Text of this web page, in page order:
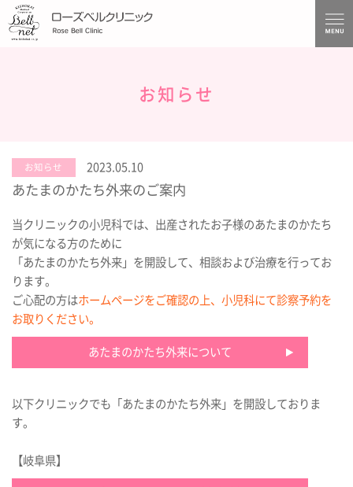
お知らせ
お知らせ 2023.05.10
あたまのかたち外来のご案内
当クリニックの小児科では、出産されたお子様のあたまのかたち
が気になる方のために
「あたまのかたち外来」を開設して、相談および治療を行ってお
ります。
ご心配の方はホームページをご確認の上、小児科にて診察予約を
お取りください。
あたまのかたち外来について
以下クリニックでも「あたまのかたち外来」を開設しておりま
す。
【岐阜県】